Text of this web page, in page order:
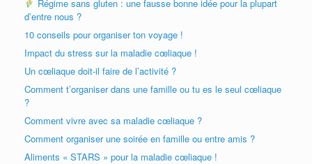
Régime sans gluten : une fausse bonne idée pour la plupart
d’entre nous ?
10 conseils pour organiser ton voyage !
Impact du stress sur la maladie cœliaque !
Un cœliaque doit-il faire de l’activité ?
Comment t’organiser dans une famille ou tu es le seul cœliaque
?
Comment vivre avec sa maladie cœliaque ?
Comment organiser une soirée en famille ou entre amis ?
Aliments « STARS » pour la maladie cœliaque !